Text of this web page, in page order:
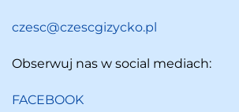
czesc@czescgizycko.pl
Obserwuj nas w social mediach:
FACEBOOK